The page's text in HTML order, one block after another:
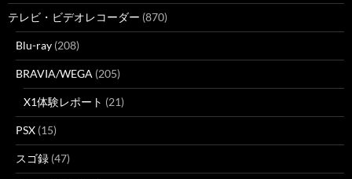
テレビ・ビデオレコーダー (870)
Blu-ray (208)
BRAVIA/WEGA (205)
X1体験レポート (21)
PSX (15)
スゴ録 (47)